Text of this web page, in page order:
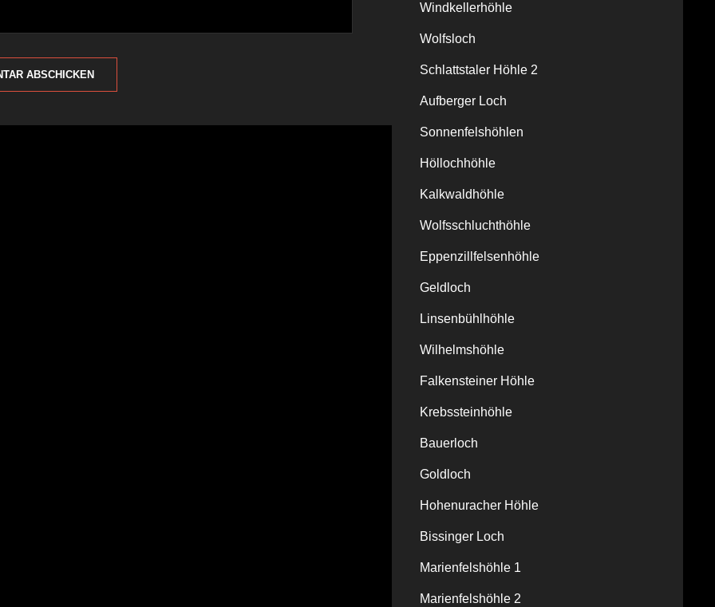
Windkellerhöhle
Wolfsloch
Schlattstaler Höhle 2
Aufberger Loch
Sonnenfelshöhlen
Höllochhöhle
Kalkwaldhöhle
Wolfsschluchthöhle
Eppenzillfelsenhöhle
Geldloch
Linsenbühlhöhle
Wilhelmshöhle
Falkensteiner Höhle
Krebssteinhöhle
Bauerloch
Goldloch
Hohenuracher Höhle
Bissinger Loch
Marienfelshöhle 1
Marienfelshöhle 2